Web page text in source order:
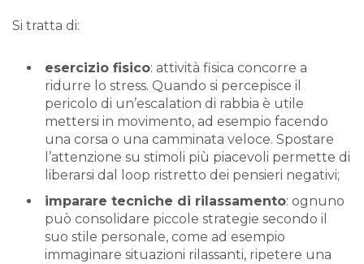
Si tratta di:
esercizio fisico: attività fisica concorre a
ridurre lo stress. Quando si percepisce il
pericolo di un’escalation di rabbia è utile
mettersi in movimento, ad esempio facendo
una corsa o una camminata veloce. Spostare
l’attenzione su stimoli più piacevoli permette di
liberarsi dal loop ristretto dei pensieri negativi;
imparare tecniche di rilassamento: ognuno
può consolidare piccole strategie secondo il
suo stile personale, come ad esempio
immaginare situazioni rilassanti, ripetere una